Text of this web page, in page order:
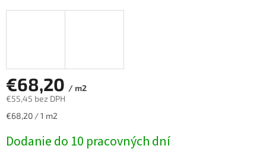
€68,20 / m2
€55,45 bez DPH
Jednotková
€68,20 / 1 m2
Dodanie do 10 pracovných dní